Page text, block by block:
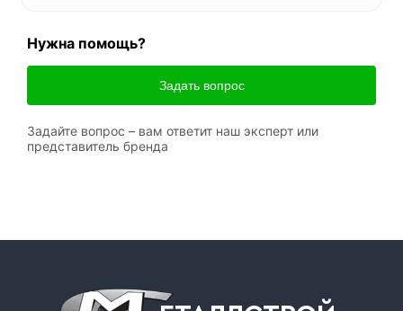
Нужна помощь?
Задать вопрос
Задайте вопрос – вам ответит наш эксперт или
представитель бренда